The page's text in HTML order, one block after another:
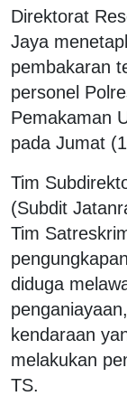
Direktorat
Jaya
pembakaran
personel
Pemakaman
pada Jumat
Tim
(Subdit
Tim
diduga
kendaraan
melakukan
TS.